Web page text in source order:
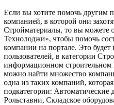
Если вы хотите помочь другим
компанией, в которой они
Стройматериалы, то вы можете
Технолоджи», чтобы помочь
компании на портале. Это будет
пользователей, в категории
информационном строительном
можно найти множество
одна из таких компаний,
подкатегории: Автоматические
Рольставни, Складское